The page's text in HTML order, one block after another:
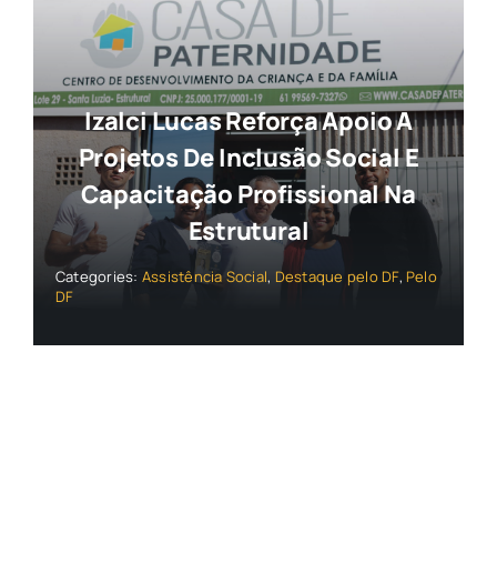
Izalci Lucas Reforça Apoio A
Projetos De Inclusão Social E
Capacitação Profissional Na
Estrutural
Categories: Assistência Social, Destaque pelo DF, Pelo
DF